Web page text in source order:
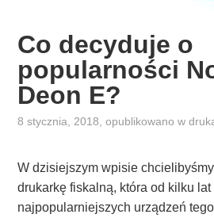
Co decyduje o
popularności
Deon E?
8 stycznia, 2018, opublikowano w
W dzisiejszym wpisie
drukarkę fiskalną, która od kilku
najpopularniejszych urządzeń